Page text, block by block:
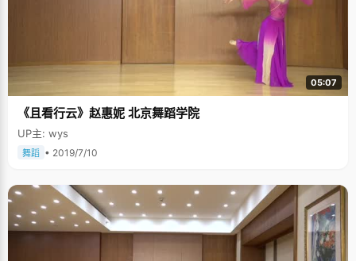
05:07
《且看行云》赵惠妮 北京舞蹈学院
UP主: wys
舞蹈 • 2019/7/10